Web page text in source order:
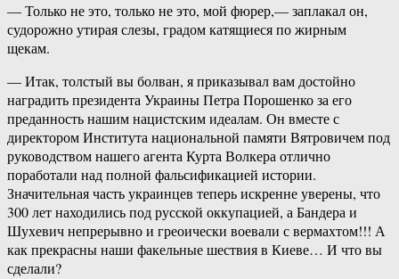
— Только не это, только не это, мой фюрер,— заплакал он,
судорожно утирая слезы, градом катящиеся по жирным
щекам.
— Итак, толстый вы болван, я приказывал вам достойно
наградить президента Украины Петра Порошенко за его
преданность нашим нацистским идеалам. Он вместе с
директором Института национальной памяти Вятровичем под
руководством нашего агента Курта Волкера отлично
поработали над полной фальсификацией истории.
Значительная часть украинцев теперь искренне уверены, что
300 лет находились под русской оккупацией, а Бандера и
Шухевич непрерывно и греоически воевали с вермахтом!!! А
как прекрасны наши факельные шествия в Киеве… И что вы
сделали?